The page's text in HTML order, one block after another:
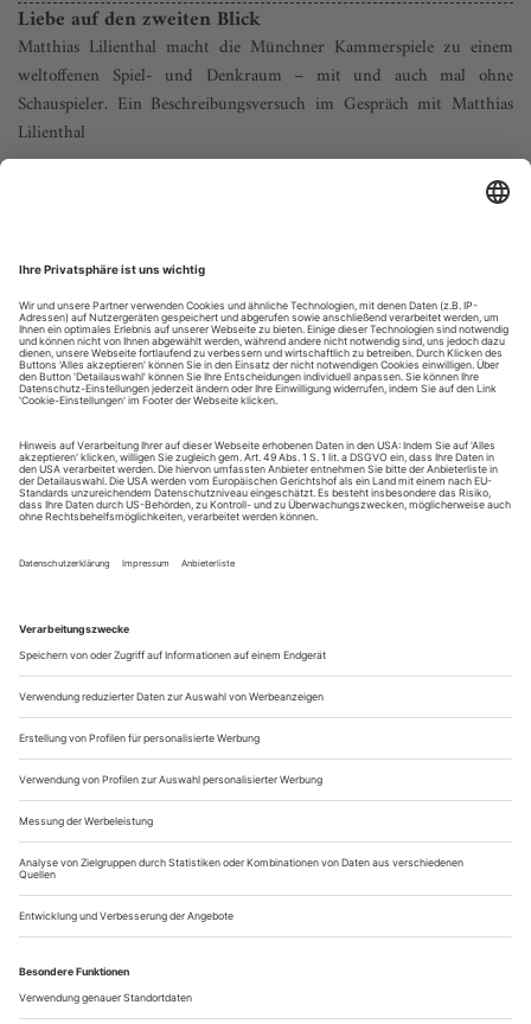
Liebe auf den zweiten Blick
Matthias Lilienthal macht die Münchner Kammerspiele zu einem
weltoffenen Spiel- und Denkraum – mit und auch mal ohne
Schauspieler. Ein Beschreibungsversuch im Gespräch mit Matthias
Lilienthal
Ein heißer Samstag Anfang Juli, die Stadt summt von
Touristen, es ist Filmfest, Tollwood auf dem Olympiagelände
Eigentlich kein Tag, um sich freiwillig zehn Stunden Antiken-
Binge-Watching im Theater anzutun. Trotzdem ist in der
Kammer 1 mittags um 13 Uhr kaum ein Platz frei geblieben.
Gespielt wird...
Was ist da eigentlich passiert?
Wichtige Entwicklungen im Theater der 10er Jahre und darüber
hinaus
– am Beispiel einiger markanter Inszenierungen
Rückblickend wirkt es fast idyllisch, was der Soziologe Heinz
zwischen Hamburg und Berlin in Wittenberge
herausgefunden haben. Drei Jahre lang hatte ein Team aus
Wissenschaftlern und Theaterleuten das brandenburgische
Mittelstädtchen beforscht auf der Suche...
Weltverbesserer oder Weltverschlechterer?
Stijn Devillé «Habgier, Angst & Hoffnung»
Die verflochtene Familien-, Finanz- und Wirtschaftsgeschichte
«Habgier, Angst & Hoffnung. Zehn Jahre in Europa» des
belgischen Autors, Regisseurs und Theaterleiters Stijn Devillé
spannt einen großen Bogen von den Anfängen dieses
Jahrhunderts bis zur Gegenwart und beginnt im ersten Teil
seiner Trilogie («Habgier») mit einer Erzählung aus